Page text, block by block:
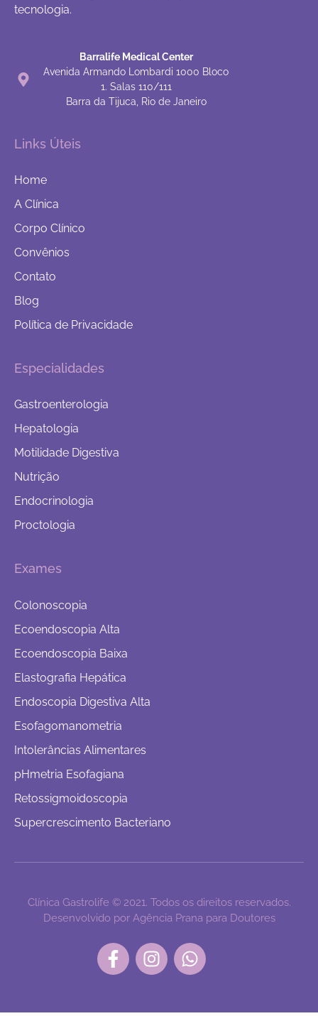
tecnologia.
Barralife Medical Center
Avenida Armando Lombardi 1000 Bloco
1. Salas 110/111
Barra da Tijuca, Rio de Janeiro
Links Úteis
Home
A Clínica
Corpo Clínico
Convênios
Contato
Blog
Política de Privacidade
Especialidades
Gastroenterologia
Hepatologia
Motilidade Digestiva
Nutrição
Endocrinologia
Proctologia
Exames
Colonoscopia
Ecoendoscopia Alta
Ecoendoscopia Baixa
Elastografia Hepática
Endoscopia Digestiva Alta
Esofagomanometria
Intolerâncias Alimentares
pHmetria Esofagiana
Retossigmoidoscopia
Supercrescimento Bacteriano
Clínica Gastrolife © 2021. Todos os direitos reservados.
Desenvolvido por Agência Prana para Doutores